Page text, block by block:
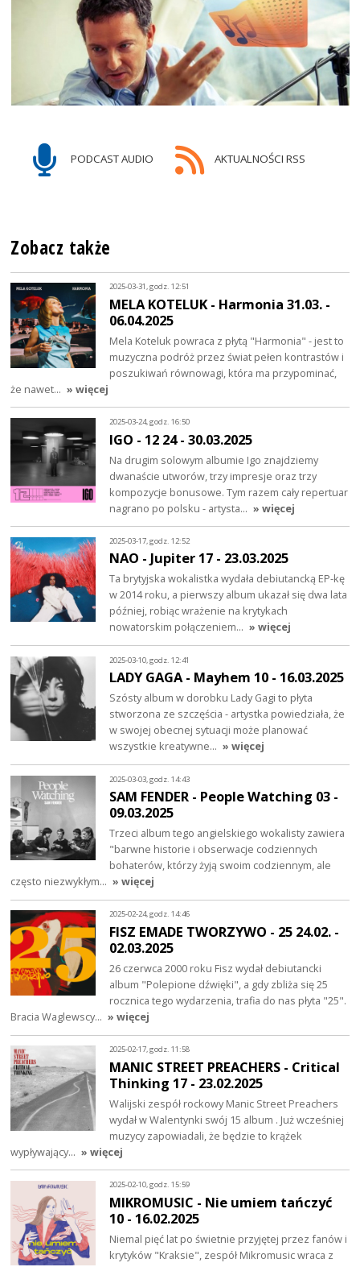
PODCAST AUDIO AKTUALNOŚCI RSS
Zobacz także
2025-03-31, godz. 12:51
MELA KOTELUK - Harmonia 31.03. -
06.04.2025
Mela Koteluk powraca z płytą "Harmonia" - jest to
muzyczna podróż przez świat pełen kontrastów i
poszukiwań równowagi, która ma przypominać,
że nawet… » więcej
2025-03-24, godz. 16:50
IGO - 12 24 - 30.03.2025
Na drugim solowym albumie Igo znajdziemy
dwanaście utworów, trzy impresje oraz trzy
kompozycje bonusowe. Tym razem cały repertuar
nagrano po polsku - artysta… » więcej
2025-03-17, godz. 12:52
NAO - Jupiter 17 - 23.03.2025
Ta brytyjska wokalistka wydała debiutancką EP-kę
w 2014 roku, a pierwszy album ukazał się dwa lata
później, robiąc wrażenie na krytykach
nowatorskim połączeniem… » więcej
2025-03-10, godz. 12:41
LADY GAGA - Mayhem 10 - 16.03.2025
Szósty album w dorobku Lady Gagi to płyta
stworzona ze szczęścia - artystka powiedziała, że
w swojej obecnej sytuacji może planować
wszystkie kreatywne… » więcej
2025-03-03, godz. 14:43
SAM FENDER - People Watching 03 -
09.03.2025
Trzeci album tego angielskiego wokalisty zawiera
"barwne historie i obserwacje codziennych
bohaterów, którzy żyją swoim codziennym, ale
często niezwykłym… » więcej
2025-02-24, godz. 14:46
FISZ EMADE TWORZYWO - 25 24.02. -
02.03.2025
26 czerwca 2000 roku Fisz wydał debiutancki
album "Polepione dźwięki", a gdy zbliża się 25
rocznica tego wydarzenia, trafia do nas płyta "25".
Bracia Waglewscy… » więcej
2025-02-17, godz. 11:58
MANIC STREET PREACHERS - Critical
Thinking 17 - 23.02.2025
Walijski zespół rockowy Manic Street Preachers
wydał w Walentynki swój 15 album . Już wcześniej
muzycy zapowiadali, że będzie to krążek
wypływający… » więcej
2025-02-10, godz. 15:59
MIKROMUSIC - Nie umiem tańczyć
10 - 16.02.2025
Niemal pięć lat po świetnie przyjętej przez fanów i
krytyków "Kraksie", zespół Mikromusic wraca z